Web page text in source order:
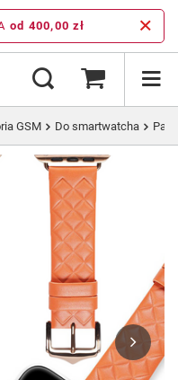
od 400,00 zł
GSM Do smartwatcha